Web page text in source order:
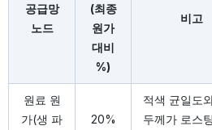
공급망
노드
(최종
원가
대비
%)
비고
원료 원
가(생 파
20%
적색 균일도
두께가 로스